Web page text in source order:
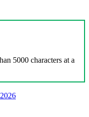
5000 characters at a